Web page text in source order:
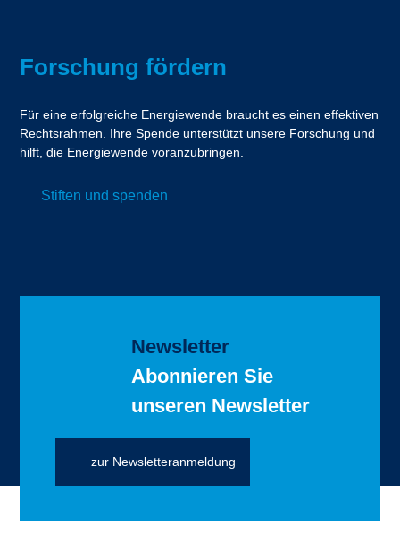
Forschung fördern
Für eine erfolgreiche Energiewende braucht es einen effektiven
Rechtsrahmen. Ihre Spende unterstützt unsere Forschung und
hilft, die Energiewende voranzubringen.
Stiften und spenden
Newsletter
Abonnieren Sie
unseren Newsletter
zur Newsletteranmeldung